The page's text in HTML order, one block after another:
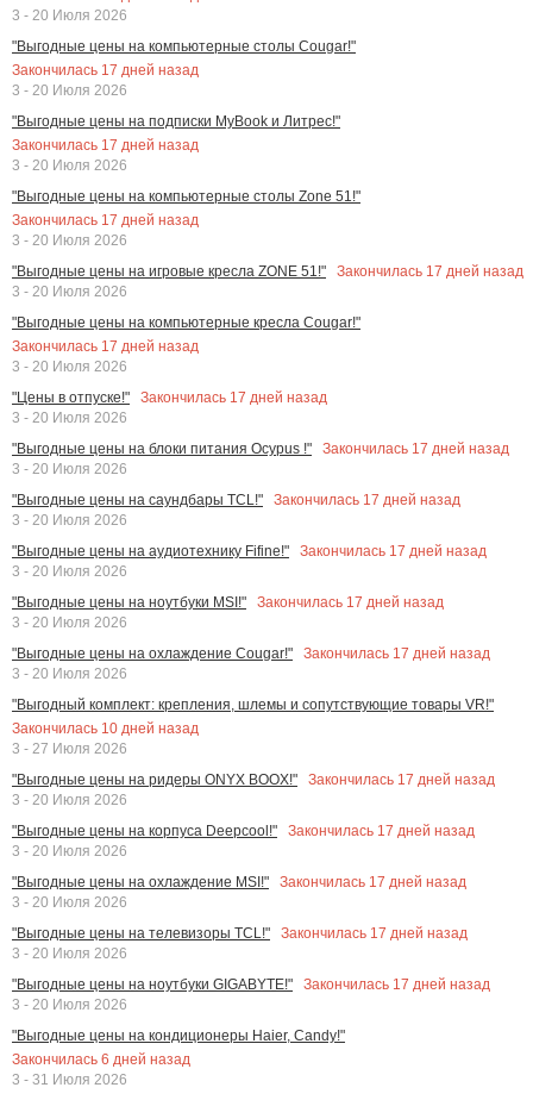
3 - 20 Июля 2026
"Выгодные цены на компьютерные столы Cougar!"
Закончилась 17 дней назад
3 - 20 Июля 2026
"Выгодные цены на подписки MyBook и Литрес!"
Закончилась 17 дней назад
3 - 20 Июля 2026
"Выгодные цены на компьютерные столы Zone 51!"
Закончилась 17 дней назад
3 - 20 Июля 2026
"Выгодные цены на игровые кресла ZONE 51!"
Закончилась 17 дней назад
3 - 20 Июля 2026
"Выгодные цены на компьютерные кресла Cougar!"
Закончилась 17 дней назад
3 - 20 Июля 2026
"Цены в отпуске!"
Закончилась 17 дней назад
3 - 20 Июля 2026
"Выгодные цены на блоки питания Ocypus !"
Закончилась 17 дней назад
3 - 20 Июля 2026
"Выгодные цены на саундбары TCL!"
Закончилась 17 дней назад
3 - 20 Июля 2026
"Выгодные цены на аудиотехнику Fifine!"
Закончилась 17 дней назад
3 - 20 Июля 2026
"Выгодные цены на ноутбуки MSI!"
Закончилась 17 дней назад
3 - 20 Июля 2026
"Выгодные цены на охлаждение Cougar!"
Закончилась 17 дней назад
3 - 20 Июля 2026
"Выгодный комплект: крепления, шлемы и сопутствующие товары VR!"
Закончилась 10 дней назад
3 - 27 Июля 2026
"Выгодные цены на ридеры ONYX BOOX!"
Закончилась 17 дней назад
3 - 20 Июля 2026
"Выгодные цены на корпуса Deepcool!"
Закончилась 17 дней назад
3 - 20 Июля 2026
"Выгодные цены на охлаждение MSI!"
Закончилась 17 дней назад
3 - 20 Июля 2026
"Выгодные цены на телевизоры TCL!"
Закончилась 17 дней назад
3 - 20 Июля 2026
"Выгодные цены на ноутбуки GIGABYTE!"
Закончилась 17 дней назад
3 - 20 Июля 2026
"Выгодные цены на кондиционеры Haier, Candy!"
Закончилась 6 дней назад
3 - 31 Июля 2026